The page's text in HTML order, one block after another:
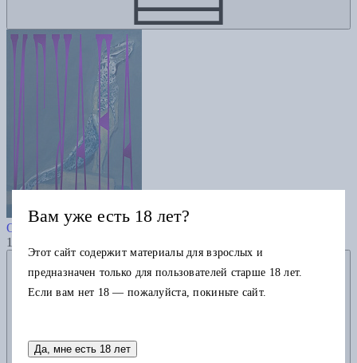
Игуана
Ортезе Анна-Мария
1160
Добавить в избранное
Вам уже есть 18 лет?
Этот сайт содержит материалы для взрослых и
предназначен только для пользователей старше 18 лет.
Если вам нет 18 — пожалуйста, покиньте сайт.
Да, мне есть 18 лет